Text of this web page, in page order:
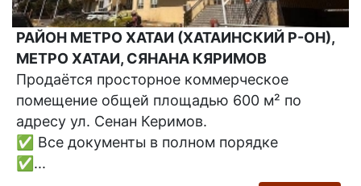
РАЙОН МЕТРО ХАТАИ (ХАТАИНСКИЙ Р-ОН),
МЕТРО ХАТАИ, СЯНАНА КЯРИМОВ
Продаётся просторное коммерческое
помещение общей площадью 600 м² по
адресу ул. Сенан Керимов.
✅ Все документы в полном порядке
✅...